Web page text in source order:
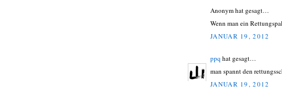
Anonym hat gesagt…
Wenn man ein
JANUAR 19, 2012
ppq hat gesagt…
man spannt den
JANUAR 19, 2012